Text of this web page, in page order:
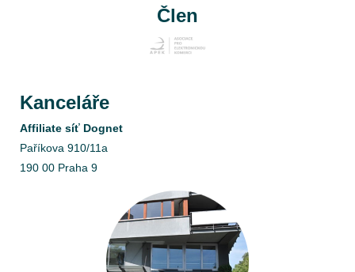
Člen
Kanceláře
Affiliate síť Dognet
Paříkova 910/11a
190 00 Praha 9